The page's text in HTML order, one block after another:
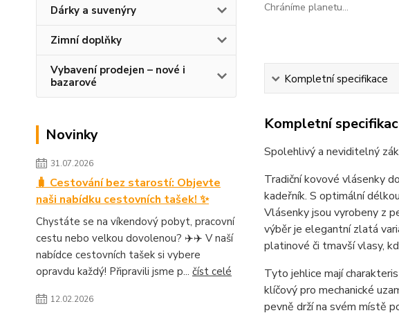
Dárky a suvenýry
Zimní doplňky
Vybavení prodejen – nové i
bazarové
Novinky
31.07.2026
🧳 Cestování bez starostí: Objevte
naši nabídku cestovních tašek! ✨
Chystáte se na víkendový pobyt, pracovní
cestu nebo velkou dovolenou? ✈️✈️ V naší
nabídce cestovních tašek si vybere
opravdu každý! Připravili jsme p... číst celé
12.02.2026
Chráníme planetu...
Kompletní specifikace
Kompletní
Spolehlivý a neviditelný
Tradiční kovové vlásenky
kadeřník. S optimální
Vlásenky jsou vyrobeny z
výběr je elegantní zlatá
platinové či tmavší vlasy,
Tyto jehlice mají
klíčový pro mechanické
pevně drží na svém místě